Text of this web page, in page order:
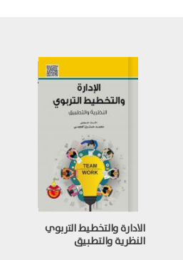
الادارة والتخطيط التربوي
النظرية والتطبيق